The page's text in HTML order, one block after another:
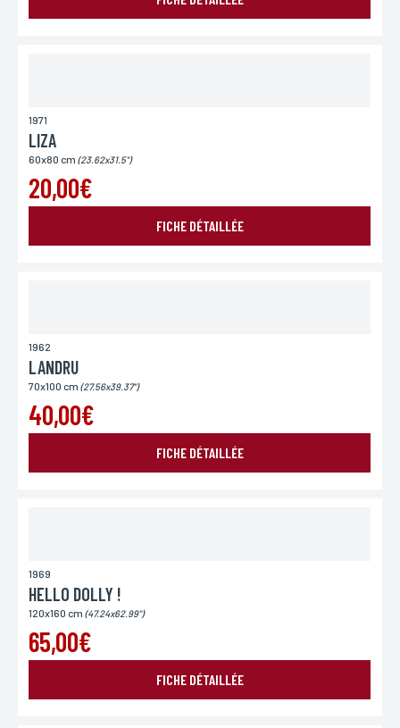
1971
LIZA
60x80 cm (23.62x31.5")
20,00€
FICHE DÉTAILLÉE
1962
LANDRU
70x100 cm (27.56x39.37")
40,00€
FICHE DÉTAILLÉE
1969
HELLO DOLLY !
120x160 cm (47.24x62.99")
65,00€
FICHE DÉTAILLÉE